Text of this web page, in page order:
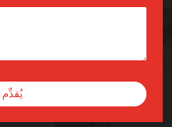
يُقدِّم